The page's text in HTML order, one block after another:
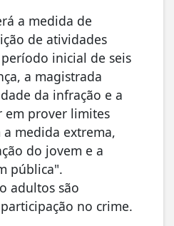
a medida de
de atividades
inicial de seis
a magistrada
da infração e a
em prover limites
medida extrema,
do jovem e a
pública".
adultos são
no crime.